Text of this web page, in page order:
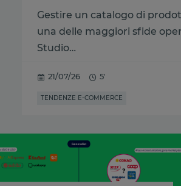
Gestire un catalogo di
una delle maggiori sfide
Studio…
21/07/26 5'
TENDENZE E-COMMERCE